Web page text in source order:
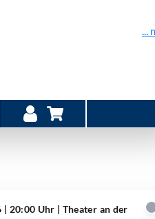
...
| 20:00 Uhr | Theater an der